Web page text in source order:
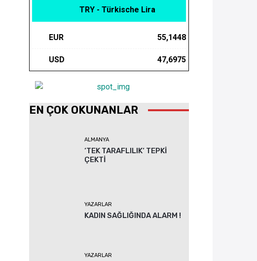
TRY - Türkische Lira
EUR 55,1448
USD 47,6975
EN ÇOK OKUNANLAR
ALMANYA
‘TEK TARAFLILIK‘ TEPKİ
ÇEKTİ
YAZARLAR
KADIN SAĞLIĞINDA ALARM !
YAZARLAR